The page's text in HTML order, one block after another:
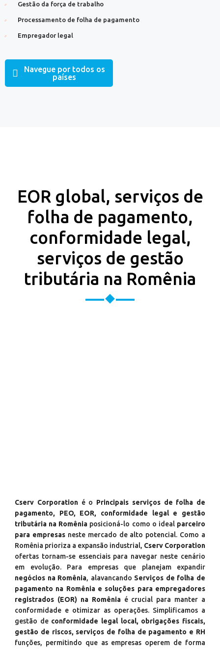
Gestão da força de trabalho
Processamento de folha de pagamento
Empregador legal
Navegue por todos os
países
EOR global, serviços de
folha de pagamento,
conformidade legal,
serviços de gestão
tributária na Romênia
Cserv Corporationé o Principais serviços de folha de
pagamento, PEO, EOR, conformidade legal e gestão
tributária na Romênia posicioná-lo como o ideal parceiro
para empresasneste mercado de alto potencial. Como a
Romênia prioriza a expansão industrial, Cserv Corporation
ofertas tornam-se essenciais para navegar neste cenário
em evolução. Para empresas que planejam expandir
negócios na Romênia, alavancando Serviços de folha de
pagamento na Romênia e soluções para empregadores
registrados (EOR) na Romêniaé crucial para manter a
conformidade e otimizar as operações. Simplificamos a
gestão de conformidade legal local, obrigações fiscais,
gestão de riscos, serviços de folha de pagamento e RH
funções, permitindo que as empresas operem de forma